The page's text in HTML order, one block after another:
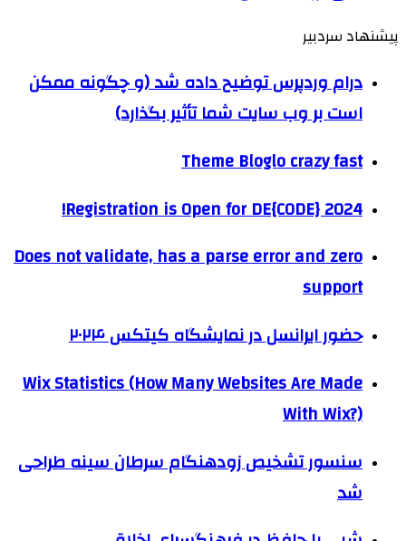
پیشنهاد سردبیر
درام وردپرس توضیح داده شد (و چگونه ممکن
است بر وب سایت شما تأثیر بگذارد)
Theme Bloglo crazy fast
Registration is Open for DE{CODE} 2024!
Does not validate, has a parse error and zero
support
حضور ایرانسل در نمایشگاه کیتکس ۲۰۲۴
Wix Statistics (How Many Websites Are Made
With Wix?)
سنسور تشخیص زودهنگام سرطان سینه طراحی
شد